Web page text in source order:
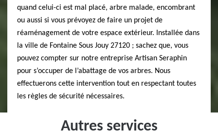
quand celui-ci est mal placé, arbre malade, encombrant
ou aussi si vous prévoyez de faire un projet de
réaménagement de votre espace extérieur. Installée dans
la ville de Fontaine Sous Jouy 27120 ; sachez que, vous
pouvez compter sur notre entreprise Artisan Seraphin
pour s’occuper de l’abattage de vos arbres. Nous
effectuerons cette intervention tout en respectant toutes
les règles de sécurité nécessaires.
Autres services